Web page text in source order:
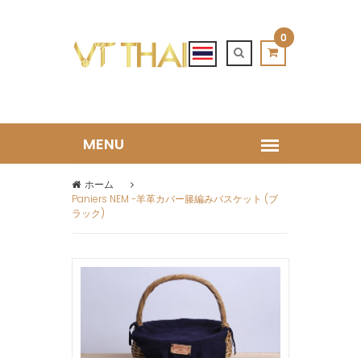
0
ホーム
Paniers NEM -羊革カバー籐編みバスケット (ブ
ラック)